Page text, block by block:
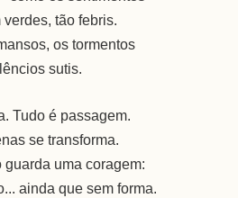
tão febris.
os tormentos
sutis.
Tudo é passagem.
se transforma.
guarda uma coragem:
ainda que sem forma.